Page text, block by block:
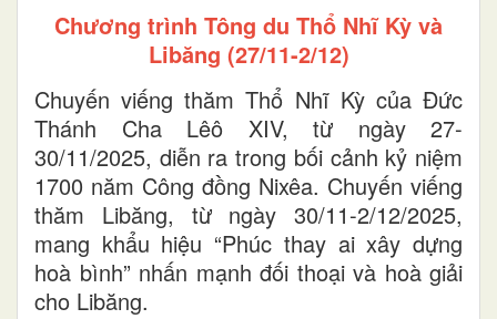
Chương trình Tông du Thổ Nhĩ Kỳ và
Libăng (27/11-2/12)
Chuyến viếng thăm Thổ Nhĩ Kỳ của Đức
Thánh Cha Lêô XIV, từ ngày 27-
30/11/2025, diễn ra trong bối cảnh kỷ niệm
1700 năm Công đồng Nixêa. Chuyến viếng
thăm Libăng, từ ngày 30/11-2/12/2025,
mang khẩu hiệu “Phúc thay ai xây dựng
hoà bình” nhấn mạnh đối thoại và hoà giải
cho Libăng.